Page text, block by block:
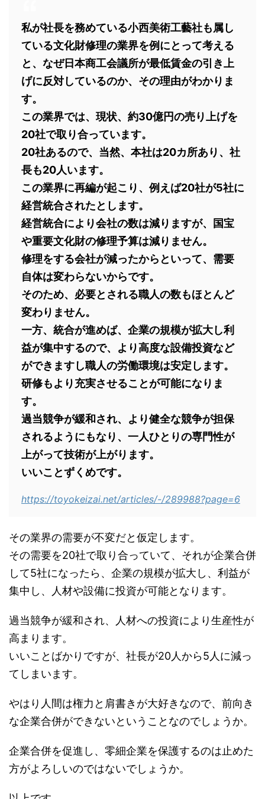
私が社長を務めている小西美術工藝社も属し
ている文化財修理の業界を例にとって考える
と、なぜ日本商工会議所が最低賃金の引き上
げに反対しているのか、その理由がわかりま
す。
この業界では、現状、約30億円の売り上げを
20社で取り合っています。
20社あるので、当然、本社は20カ所あり、社
長も20人います。
この業界に再編が起こり、例えば20社が5社に
経営統合されたとします。
経営統合により会社の数は減りますが、国宝
や重要文化財の修理予算は減りません。
修理をする会社が減ったからといって、需要
自体は変わらないからです。
そのため、必要とされる職人の数もほとんど
変わりません。
一方、統合が進めば、企業の規模が拡大し利
益が集中するので、より高度な設備投資など
ができますし職人の労働環境は安定します。
研修もより充実させることが可能になりま
す。
過当競争が緩和され、より健全な競争が担保
されるようにもなり、一人ひとりの専門性が
上がって技術が上がります。
いいことずくめです。
https://toyokeizai.net/articles/-/289988?page=6
その業界の需要が不変だと仮定します。
その需要を20社で取り合っていて、それが企業合併
して5社になったら、企業の規模が拡大し、利益が
集中し、人材や設備に投資が可能となります。
過当競争が緩和され、人材への投資により生産性が
高まります。
いいことばかりですが、社長が20人から5人に減っ
てしまいます。
やはり人間は権力と肩書きが大好きなので、前向き
な企業合併ができないということなのでしょうか。
企業合併を促進し、零細企業を保護するのは止めた
方がよろしいのではないでしょうか。